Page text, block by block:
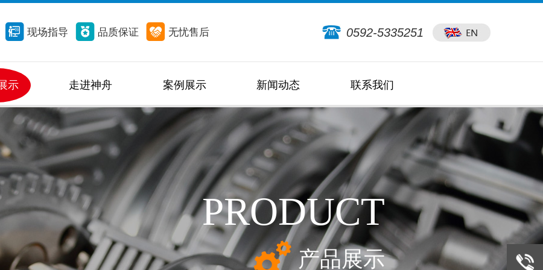
现场指导 品质保证 无忧售后 0592-5335251
示 走进神舟 案例展示 新闻动态 联系我们
PRODUCT
产品展示